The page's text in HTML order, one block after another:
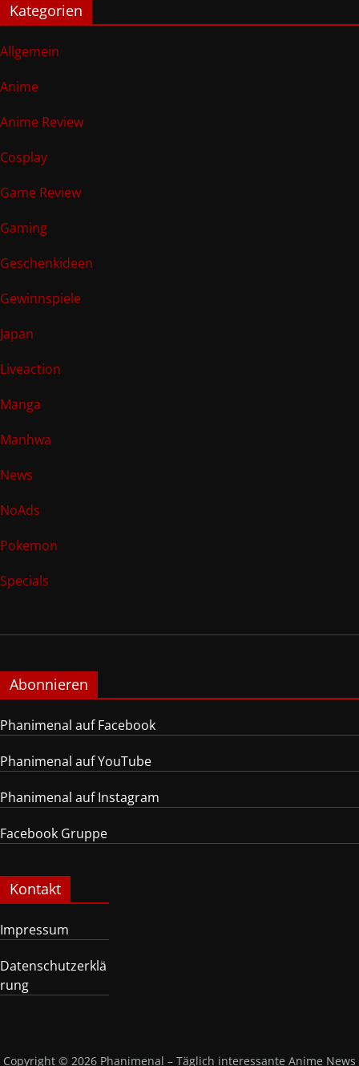
Kategorien
Allgemein
Anime
Anime Review
Cosplay
Game Review
Gaming
Geschenkideen
Gewinnspiele
Japan
Liveaction
Manga
Manhwa
News
NoAds
Pokemon
Specials
Abonnieren
Phanimenal auf Facebook
Phanimenal auf YouTube
Phanimenal auf Instagram
Facebook Gruppe
Kontakt
Impressum
Datenschutzerklä
rung
Copyright © 2026 Phanimenal – Täglich interessante Anime News